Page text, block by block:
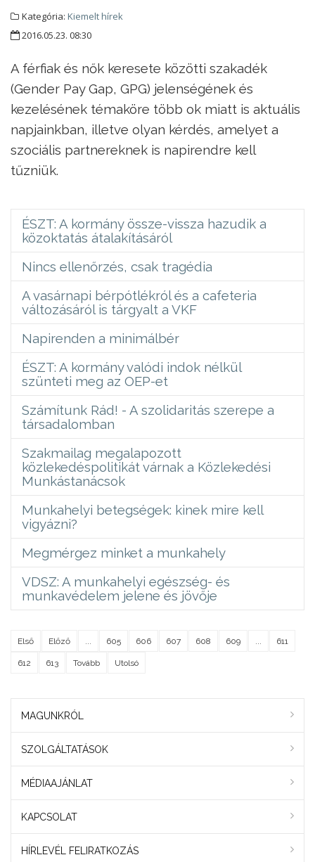
Kategória: Kiemelt hírek
2016.05.23. 08:30
A férfiak és nők keresete közötti szakadék
(Gender Pay Gap, GPG) jelenségének és
kezelésének témaköre több ok miatt is aktuális
napjainkban, illetve olyan kérdés, amelyet a
szociális partnereknek is napirendre kell
tűzniük.
ÉSZT: A kormány össze-vissza hazudik a
közoktatás átalakításáról
Nincs ellenőrzés, csak tragédia
A vasárnapi bérpótlékról és a cafeteria
változásáról is tárgyalt a VKF
Napirenden a minimálbér
ÉSZT: A kormány valódi indok nélkül
szünteti meg az OEP-et
Számítunk Rád! - A szolidaritás szerepe a
társadalomban
Szakmailag megalapozott
közlekedéspolitikát várnak a Közlekedési
Munkástanácsok
Munkahelyi betegségek: kinek mire kell
vigyázni?
Megmérgez minket a munkahely
VDSZ: A munkahelyi egészség- és
munkavédelem jelene és jövője
Első Előző 605 606 607 608 609 611
612 613 Tovább Utolsó
MAGUNKRÓL
SZOLGÁLTATÁSOK
MÉDIAAJÁNLAT
KAPCSOLAT
HÍRLEVÉL FELIRATKOZÁS